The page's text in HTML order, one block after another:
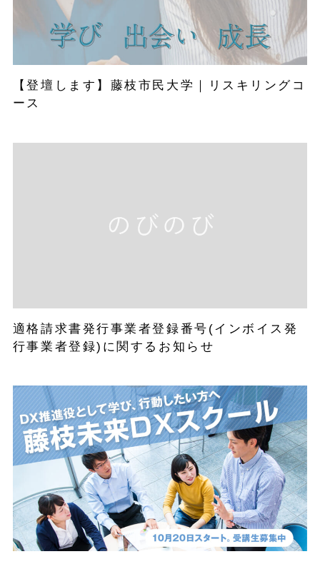
【登壇します】藤枝市民大学｜リスキリングコ
ース
適格請求書発行事業者登録番号(インボイス発
行事業者登録)に関するお知らせ